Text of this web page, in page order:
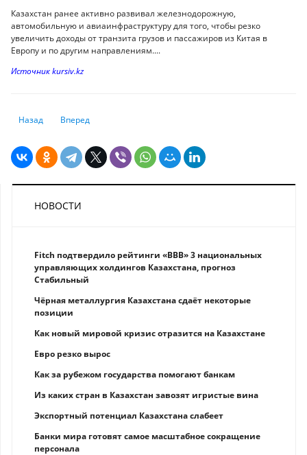
Казахстан ранее активно развивал железнодорожную,
автомобильную и авиаинфраструктуру для того, чтобы резко
увеличить доходы от транзита грузов и пассажиров из Китая в
Европу и по другим направлениям....
Источникkursiv.kz
Предыдущий: Экспертное мнение: В ИМЭП не согласились с
Назад Следующий: Топ-25 самых бедных стран мира
Вперед
НОВОСТИ
Fitch подтвердило рейтинги «BBB» 3 национальных
управляющих холдингов Казахстана, прогноз
Стабильный
Чёрная металлургия Казахстана сдаёт некоторые
позиции
Как новый мировой кризис отразится на Казахстане
Eврo рeзкo вырос
Как за рубежом государства помогают банкам
Из каких стран в Казахстан завозят игристые вина
Экспортный потенциал Казахстана слабеет
Банки мира готовят самое масштабное сокращение
персонала